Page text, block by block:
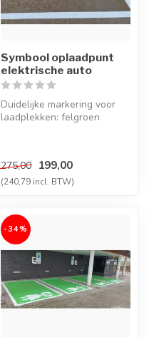
Symbool oplaadpunt
elektrische auto
Duidelijke markering voor
laadplekken: felgroen
275,00 199,00
(240,79 incl. BTW)
-34%